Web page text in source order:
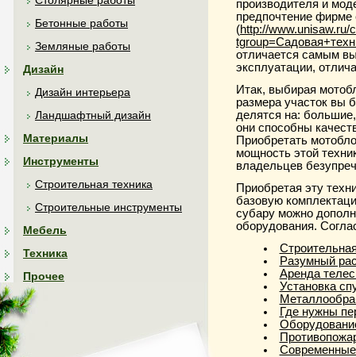
Бетонные работы
Земляные работы
Дизайн
Дизайн интерьера
Ландшафтный дизайн
Материалы
Инструменты
Строительная техника
Строительные инструменты
Мебель
Техника
Прочее
производителя и
предпочтение
(http://www.unisaw.ru/
отличается самым
эксплуатации,
Итак, выбирая
размера участок вы
делятся на:
они способны
Приобретать
мощность этой
владельцев
Приобретая эту
базовую
субару можно
оборудования.
Разумный
Аренда
Установка
Где нужны